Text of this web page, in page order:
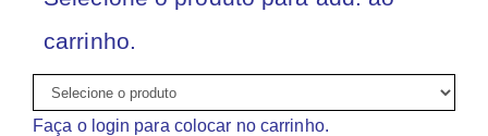
carrinho.
Faça o login para colocar no carrinho.